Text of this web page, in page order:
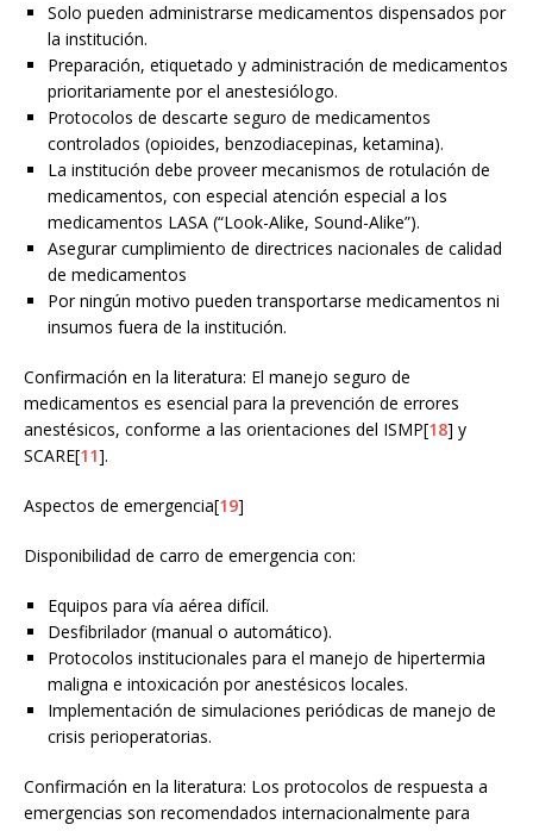
Solo pueden administrarse medicamentos dispensados por
la institución.
Preparación, etiquetado y administración de medicamentos
prioritariamente por el anestesiólogo.
Protocolos de descarte seguro de medicamentos
controlados (opioides, benzodiacepinas, ketamina).
La institución debe proveer mecanismos de rotulación de
medicamentos, con especial atención especial a los
medicamentos LASA (“Look-Alike, Sound-Alike”).
Asegurar cumplimiento de directrices nacionales de calidad
de medicamentos
Por ningún motivo pueden transportarse medicamentos ni
insumos fuera de la institución.
Confirmación en la literatura: El manejo seguro de
medicamentos es esencial para la prevención de errores
anestésicos, conforme a las orientaciones del ISMP[18] y
SCARE[11].
Aspectos de emergencia[19]
Disponibilidad de carro de emergencia con:
Equipos para vía aérea difícil.
Desfibrilador (manual o automático).
Protocolos institucionales para el manejo de hipertermia
maligna e intoxicación por anestésicos locales.
Implementación de simulaciones periódicas de manejo de
crisis perioperatorias.
Confirmación en la literatura: Los protocolos de respuesta a
emergencias son recomendados internacionalmente para